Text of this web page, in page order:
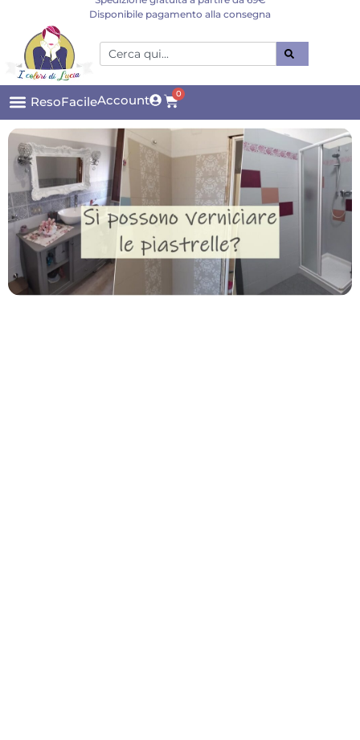
Disponibile pagamento alla consegna
ResoFacileAccount 0